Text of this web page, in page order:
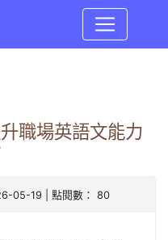
職場英語文能力
05-19 | 點閱數： 80